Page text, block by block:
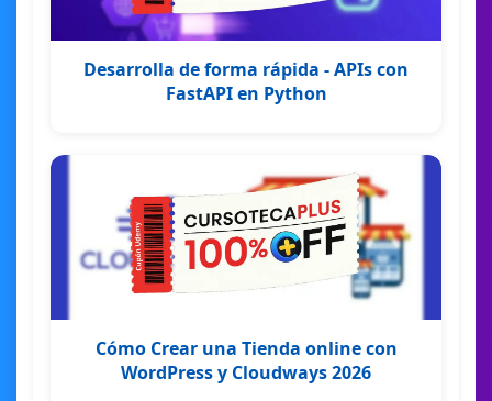
Desarrolla de forma rápida - APIs con
FastAPI en Python
Cómo Crear una Tienda online con
WordPress y Cloudways 2026